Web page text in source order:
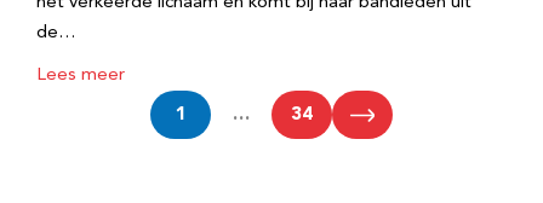
de…
Lees meer
1 … 34